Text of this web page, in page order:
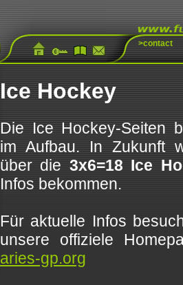
>contact
Ice Hockey
Die Ice Hockey-Seiten
im Aufbau. In Zukunft
über die 3x6=18 Ice
Infos bekommen.
Für aktuelle Infos
unsere offiziele
aries-gp.org